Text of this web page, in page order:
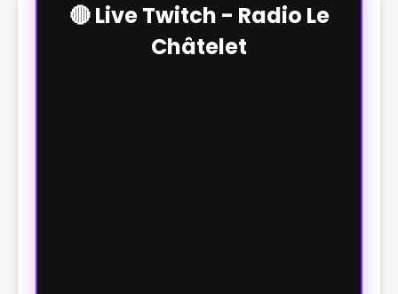
🔴 Live Twitch - Radio Le
Châtelet